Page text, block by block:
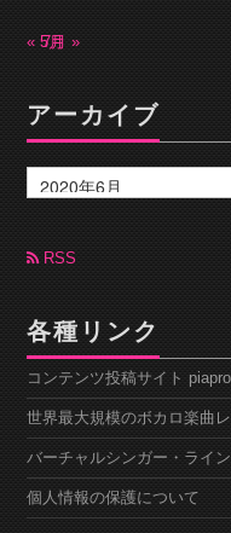
« 5月7月 »
アーカイブ
ー
カ
ブ RSS
各種リンク
コンテンツ投稿サイト piapro
世界最大規模のボカロ楽曲
バーチャルシンガー・ライ
個人情報の保護について